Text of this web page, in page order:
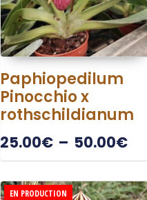
Paphiopedilum
Pinocchio x
rothschildianum
25.00€ – 50.00€
EN PRODUCTION